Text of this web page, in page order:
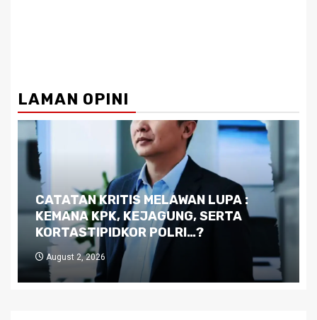
LAMAN OPINI
Dilema Kaltim di Tengah Krisis:
Kutukan Sumber Daya Alam dan
Pemimpin yang Tak Kreatif
July 29, 2026